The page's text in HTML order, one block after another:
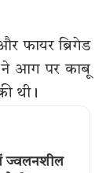
फायर ब्रिगेड
ने आग पर काबू
थी।
ज्वलनशील